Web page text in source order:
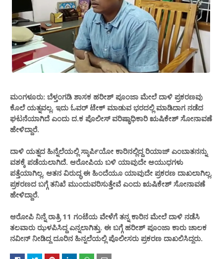
ಮಂಗಳೂರು: ಬೆಳ್ತಂಗಡಿ ಶಾಸಕ‌ ಹರೀಶ್ ಪೂಂಜಾ ಮೇಲೆ ದಾಳಿ ಪ್ರಕರಣವು
ಕೊಲೆ ಯತ್ನವಲ್ಲ. ಇದು ಓವರ್ ಟೇಕ್ ಮಾಡುವ ಭರದಲ್ಲಿ ಮಾಡಿದಾಗ ನಡೆದ
ಘಟನೆಯಾಗಿದೆ ಎಂದು ದ.ಕ ಪೊಲೀಸ್ ವರಿಷ್ಠಾಧಿಕಾರಿ ಋಷಿಕೇಶ್ ಸೋನಾವಣೆ
ಹೇಳಿದ್ದಾರೆ.
ದಾಳಿ ಯತ್ನದ ಹಿನ್ನೆಲೆಯಲ್ಲಿ ಸ್ಕಾರ್ಪಿಯೋ ಕಾರಿನಲ್ಲಿದ್ದ ರಿಯಾಜ್ ಎಂಬಾತನನ್ನು
ವಶಕ್ಕೆ ಪಡೆಯಲಾಗಿದೆ. ಆರೋಪಿಯ ಬಳಿ ಯಾವುದೇ ಆಯುಧಗಳು
ಪತ್ತೆಯಾಗಿಲ್ಲ. ಆತನ ವಿರುದ್ಧ ಈ ಹಿಂದೆಯೂ ಯಾವುದೇ ಪ್ರಕರಣ ದಾಖಲಾಗಿಲ್ಲ.
ಪ್ರಕರಣದ ಬಗ್ಗೆ ತನಿಖೆ ಮುಂದುವರಿಸುತ್ತೇವೆ‌ ಎಂದು ಋಷಿಕೇಶ್ ಸೋನಾವಣೆ
ಹೇಳಿದ್ದಾರೆ.
ಆರೋಪಿ ನಿನ್ನೆ ರಾತ್ರಿ 11 ಗಂಟೆಯ ವೇಳೆಗೆ ತನ್ನ ಕಾರಿನ ಮೇಲೆ ದಾಳಿ ನಡೆಸಿ
ತಲವಾರು ಝಳಪಿಸಿದ್ದ ಎನ್ನಲಾಗಿತ್ತು. ಈ ಬಗ್ಗೆ ಹರೀಶ್ ಪೂಂಜಾ ಕಾರು ಚಾಲಕ
ನವೀನ್ ನೀಡಿದ್ದ ದೂರಿನ ಹಿನ್ನಲೆಯಲ್ಲಿ ಪೊಲೀಸರು ಪ್ರಕರಣ ದಾಖಲಿಸಿದ್ದರು.